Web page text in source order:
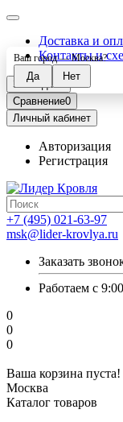
Доставка и
Контакты и
Закладки0
Сравнение0
Личный кабинет
Авторизация
Регистрация
+7 (495) 021-63-97
msk@lider-krovlya.ru
Заказать
Работаем с
0
0
0
Ваша корзина пуста!
Москва
Ваш город —Москва?
Каталог товаров